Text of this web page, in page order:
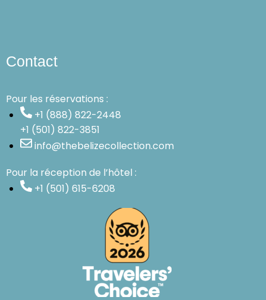
Contact
Pour les réservations :
+1 (888) 822-2448
+1 (501) 822-3851
info@thebelizecollection.com
Pour la réception de l’hôtel :
+1 (501) 615-6208